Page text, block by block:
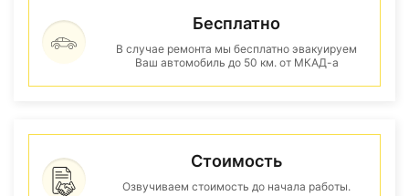
Бесплатно
В случае ремонта мы бесплатно эвакуируем
Ваш автомобиль до 50 км. от МКАД-а
Стоимость
Озвучиваем стоимость до начала работы.